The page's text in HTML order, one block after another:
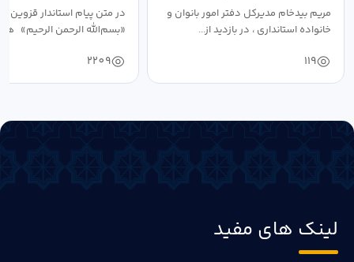
مریم بیدخام مدیرکل دفتر امور بانوان و
خانواده استانداری ، در بازدید از...
119
در متن پیام استاندار قزوین
«بسم‌الله الرحمن الرحیم»
2209
لینک های مفید